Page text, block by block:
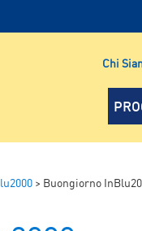
Chi
> Buongiorno